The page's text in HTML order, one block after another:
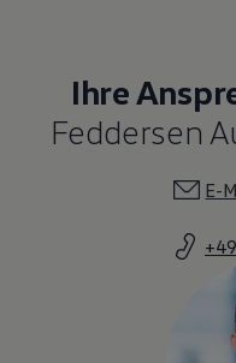
Ihre
Feddersen
E-